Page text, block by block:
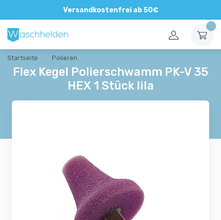
Versandkostenfrei ab 50€
Direkte und persönliche Beratung
Startseite Polieren
Flex Kegel Polierschwamm PK-V 35
HEX 1 Stück lila